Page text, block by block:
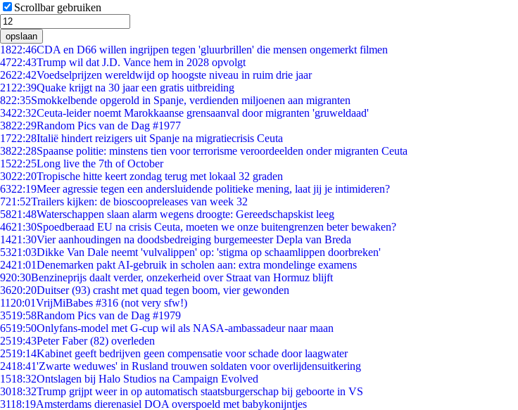
Scrollbar gebruiken
opslaan
1822:46CDA en D66 willen ingrijpen tegen 'gluurbrillen' die mensen ongemerkt filmen
4722:43Trump wil dat J.D. Vance hem in 2028 opvolgt
2622:42Voedselprijzen wereldwijd op hoogste niveau in ruim drie jaar
21 22:39Quake krijgt na 30 jaar een gratis uitbreiding
822:35Smokkelbende opgerold in Spanje, verdienden miljoenen aan migranten
3422:32Ceuta-leider noemt Marokkaanse grensaanval door migranten 'gruweldaad'
3822:29Random Pics van de Dag #1977
1722:28Italië hindert reizigers uit Spanje na migratiecrisis Ceuta
3822:28Spaanse politie: minstens tien voor terrorisme veroordeelden onder migranten Ceuta
1522:25Long live the 7th of October
3022:20Tropische hitte keert zondag terug met lokaal 32 graden
6322:19Meer agressie tegen een andersluidende politieke mening, laat jij je intimideren?
721:52Trailers kijken: de bioscoopreleases van week 32
5821:48Waterschappen slaan alarm wegens droogte: Gereedschapskist leeg
4621:30Spoedberaad EU na crisis Ceuta, moeten we onze buitengrenzen beter bewaken?
1421:30Vier aanhoudingen na doodsbedreiging burgemeester Depla van Breda
5321:03Dikke Van Dale neemt 'vulvalippen' op: 'stigma op schaamlippen doorbreken'
2421:01Denemarken pakt AI-gebruik in scholen aan: extra mondelinge examens
920:30Benzineprijs daalt verder, onzekerheid over Straat van Hormuz blijft
3620:20Duitser (93) crasht met quad tegen boom, vier gewonden
11 20:01VrijMiBabes #316 (not very sfw!)
3519:58Random Pics van de Dag #1979
6519:50Onlyfans-model met G-cup wil als NASA-ambassadeur naar maan
2519:43Peter Faber (82) overleden
2519:14Kabinet geeft bedrijven geen compensatie voor schade door laagwater
2418:41'Zwarte weduwes' in Rusland trouwen soldaten voor overlijdensuitkering
1518:32Ontslagen bij Halo Studios na Campaign Evolved
3018:32Trump grijpt weer in op automatisch staatsburgerschap bij geboorte in VS
3118:19Amsterdams dierenasiel DOA overspoeld met babykonijntjes